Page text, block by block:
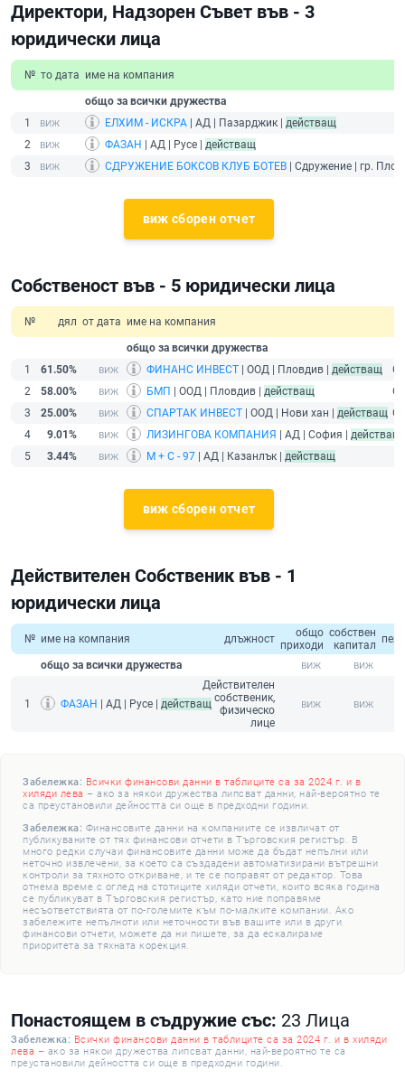
Директори, Надзорен Съвет във - 3
юридически лица
№ то дата име на компания
общо за всички дружества
1
ЕЛХИМ - ИСКРА | АД | Пазарджик | действащ
2
ФАЗАН | АД | Русе | действащ
3
СДРУЖЕНИЕ БОКСОВ КЛУБ БОТЕВ | Сдружение | гр.
виж сборен отчет
Собственост във - 5 юридически лица
№ дял от дата име на компания
общо за всички дружества
1
61.50% ФИНАНС ИНВЕСТ | ООД | Пловдив | действащ
2
58.00% БМП | ООД | Пловдив | действащ
3
25.00% СПАРТАК ИНВЕСТ | ООД | Нови хан | действащ
4
9.01% ЛИЗИНГОВА КОМПАНИЯ | АД | София | действащ
5
3.44% М + С - 97 | АД | Казанлък | действащ
виж сборен отчет
Действителен Собственик във - 1
юридически лица
№ име на компания длъжност
общо
приходи
собствен
капитал
общо за всички дружества
1 ФАЗАН | АД | Русе | действащ
Действителен
собственик,
физическо
лице
Забележка: Всички финансови данни в таблиците са за 2024 г. и в
хиляди лева – ако за някои дружества липсват данни, най-вероятно те
са преустановили дейността си още в предходни години.
Забележка: Финансовите данни на компаниите се извличат от
публикуваните от тях финансови отчети в Търговския регистър. В
много редки случаи финансовите данни може да бъдат непълни или
неточно извлечени, за което са създадени автоматизирани вътрешни
контроли за тяхното откриване, и те се поправят от редактор. Това
отнема време с оглед на стотиците хиляди отчети, които всяка година
се публикуват в Търговския регистър, като ние поправяме
несъответствията от по-големите към по-малките компании. Ако
забележите непълноти или неточности във вашите или в други
финансови отчети, можете да ни пишете, за да ескалираме
приоритета за тяхната корекция.
Понастоящем в съдружие със: 23 Лица
Забележка: Всички финансови данни в таблиците са за 2024 г. и в хиляди
лева – ако за някои дружества липсват данни, най-вероятно те са
преустановили дейността си още в предходни години.